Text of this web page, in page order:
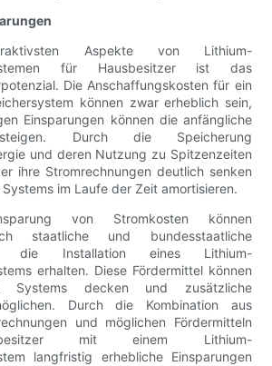
Aspekte von Lithium-
für Hausbesitzer ist das
Die Anschaffungskosten für ein
können zwar erheblich sein,
Einsparungen können die anfängliche
Durch die Speicherung
und deren Nutzung zu Spitzenzeiten
ihre Stromrechnungen deutlich senken
im Laufe der Zeit amortisieren.
von Stromkosten können
staatliche und bundesstaatliche
die Installation eines Lithium-
erhalten. Diese Fördermittel können
decken und zusätzliche
Durch die Kombination aus
und möglichen Fördermitteln
mit einem Lithium-
langfristig erhebliche Einsparungen